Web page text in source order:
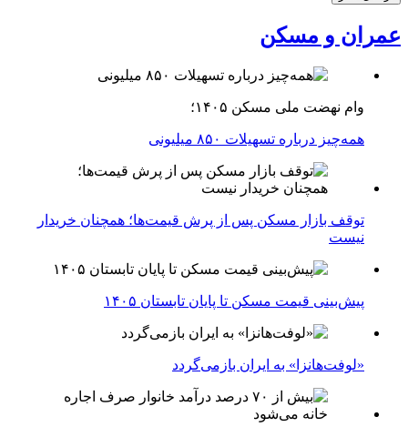
عمران و مسکن
وام نهضت ملی مسکن ۱۴۰۵؛
همه‌چیز درباره تسهیلات ۸۵۰ میلیونی
توقف بازار مسکن پس از پرش قیمت‌ها؛ همچنان خریدار
نیست
پیش‌بینی قیمت مسکن تا پایان تابستان ۱۴۰۵
«لوفت‌هانزا» به ایران بازمی‌گردد